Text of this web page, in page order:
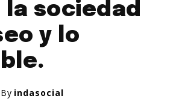
sociedad
y lo
By indasocial